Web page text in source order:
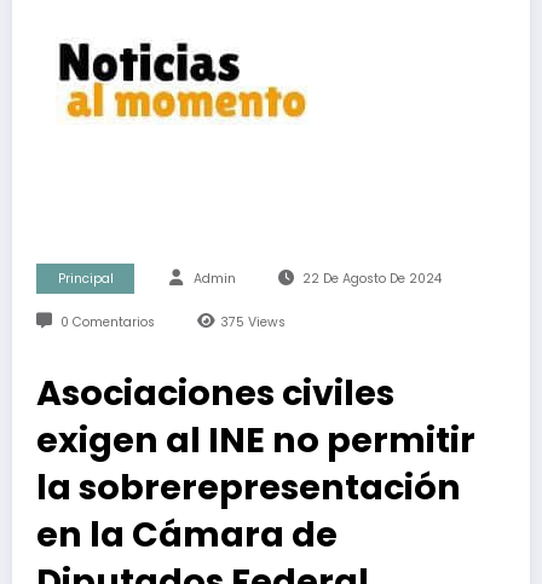
Principal Admin 22 De Agosto De 2024
0 Comentarios 375 Views
Asociaciones civiles
exigen al INE no permitir
la sobrerepresentación
en la Cámara de